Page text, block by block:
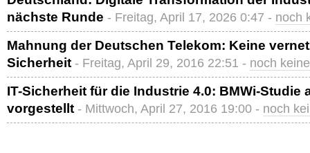
nächste Runde - Freitag, April 17, 2026 0:47 - noch
Mahnung der Deutschen Telekom: Keine
Sicherheit - Freitag, April 29, 2016 22:51 - noch
IT-Sicherheit für die Industrie 4.0: BMWi-Studie
vorgestellt - Mittwoch, April 27, 2016 19:00 - noch